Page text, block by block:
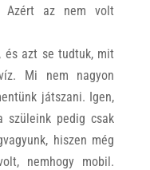
Azért az nem volt
és azt se tudtuk, mit
Mi nem nagyon
játszani. Igen,
szüleink pedig csak
hiszen még
nemhogy mobil.